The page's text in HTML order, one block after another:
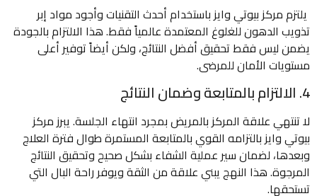
يلتزم مركز بيوتي وايز باستخدام أحدث التقنيات وأجود مواد إبر
تذويب الدهون للغلوغ المعتمدة عالمياً فقط. هذا الالتزام بالجودة
يضمن ليس فقط تحقيق أفضل النتائج، ولكن أيضاً توفير أعلى
مستويات الأمان للمرضى.
4. الالتزام بالمتابعة وضمان النتائج
لا تنتهي علاقة المركز بالمريض بمجرد انتهاء الجلسة. يبرز مركز
بيوتي وايز بالتزامه القوي بالمتابعة المستمرة طوال فترة العلاج
وبعدها، لضمان سير عملية الشفاء بشكل صحيح وتحقيق النتائج
المرجوة. هذا النهج يبني علاقة من الثقة ويوفر راحة البال التي
تستحقها.